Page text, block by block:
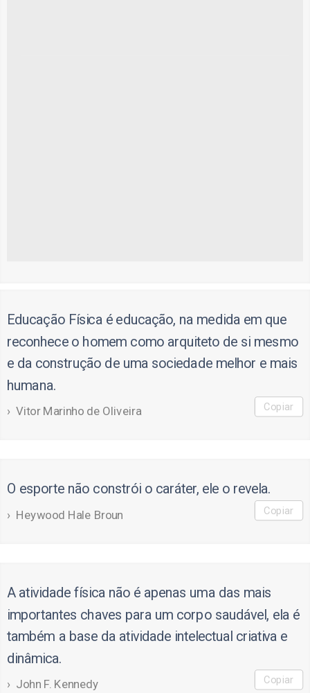
Educação Física é educação, na medida em que
reconhece o homem como arquiteto de si mesmo
e da construção de uma sociedade melhor e mais
humana.
Vitor Marinho de Oliveira Copiar
O esporte não constrói o caráter, ele o revela.
Heywood Hale Broun Copiar
A atividade física não é apenas uma das mais
importantes chaves para um corpo saudável, ela é
também a base da atividade intelectual criativa e
dinâmica.
John F. Kennedy Copiar